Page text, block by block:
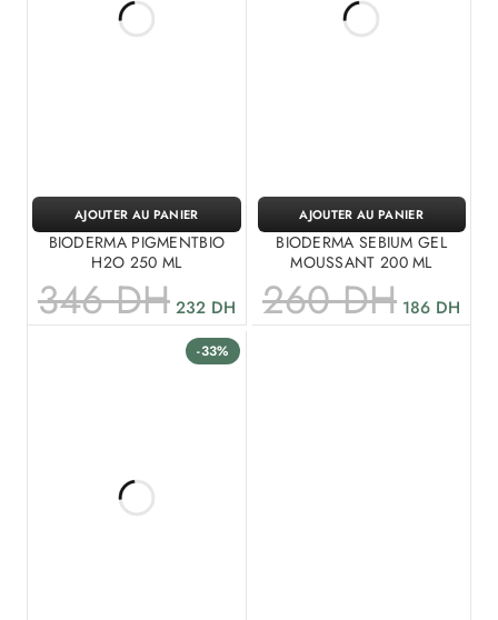
BIODERMA PIGMENTBIO
H2O 250 ML
346DH 232 DH
AJOUTER AU PANIER
BIODERMA SEBIUM GEL
MOUSSANT 200 ML
260DH 186 DH
AJOUTER AU PANIER
-33%